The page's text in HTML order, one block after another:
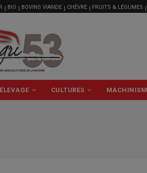
BIO BOVINS VIANDE CHÈVRE FRUITS & LÉGUMES
ÉLEVAGE CULTURES